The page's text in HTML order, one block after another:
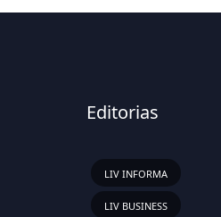
Editorias
LIV INFORMA
LIV BUSINESS